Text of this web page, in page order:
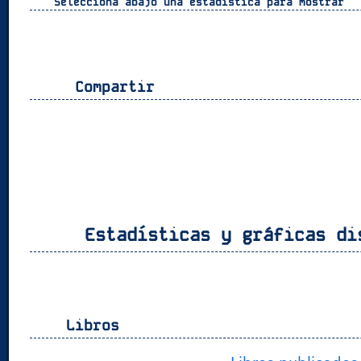
Compartir
Estadísticas y gráficas
Libros